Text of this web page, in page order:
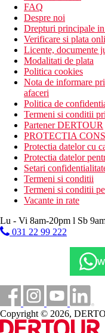
FAQ
Despre noi
Drepturi principale
Verificare si plata
Licente, documente
Modalitati de plata
Politica cookies
Nota de informare
afaceri
Politica de
Termeni si conditii
Partener DERTOUR
PROTECTIA
Protectia datelor cu
Protectia datelor
Setari
Termeni si conditii
Termeni si conditii
Vacante in rate
Lu - Vi 8am-20pm l Sb
031 22 99 222
Copyright © 2026,